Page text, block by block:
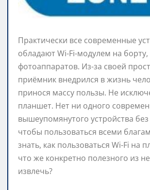
Практически все современные
обладают Wi-Fi-модулем на борту,
фотоаппаратов. Из-за своей
приёмник внедрился в жизнь
принося массу пользы. Не
планшет. Нет ни одного
вышеупомянутого устройства
чтобы пользоваться всеми
знать, как пользоваться Wi-Fi на
что же конкретно полезного из
извлечь?